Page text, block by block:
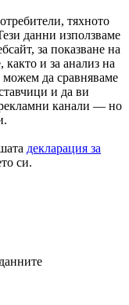
тяхното
данни използваме
за показване на
и за анализ на
можем да сравняваме
и да ви
канали — но
декларация за
си.